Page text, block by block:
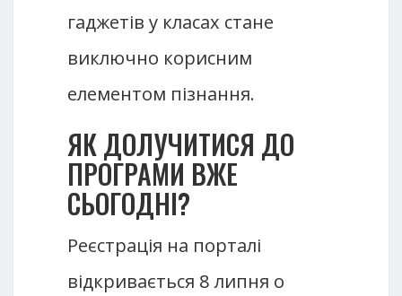
гаджетів у класах стане
виключно корисним
елементом пізнання.
ЯК ДОЛУЧИТИСЯ ДО
ПРОГРАМИ ВЖЕ
СЬОГОДНІ?
Реєстрація на порталі
відкривається 8 липня о